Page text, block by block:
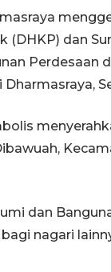
(DHKP) dan
Perdesaan
dan
nagari